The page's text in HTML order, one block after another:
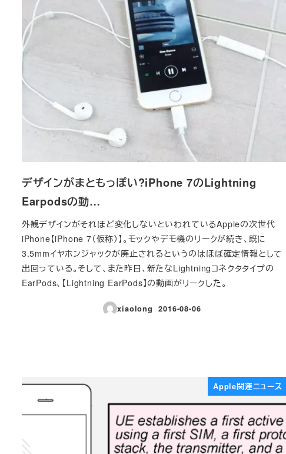
デザインがまともっぽい?iPhone 7のLightning
Earpodsの動…
外観デザインがそれほど変化しないといわれているAppleの次世代
iPhone【iPhone 7（仮称）】。モックやデモ機のリークが続き、既に
3.5mmイヤホンジャックが廃止されるというのはほぼ確定情報として
出回っている。そして、また昨日、新たなLightningコネクタタイプの
EarPods、【Lightning EarPods】の動画がリークした。
xiaolong
投稿日
2016-08-06
Apple関連ニュース